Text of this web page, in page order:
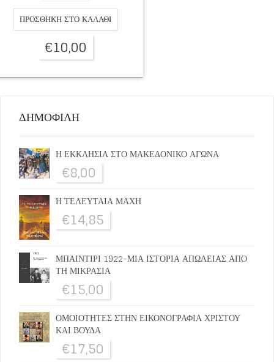
ΠΡΟΣΘΉΚΗ ΣΤΟ ΚΑΛΆΘΙ
€10,00
ΔΗΜΟΦΙΛΗ
Η ΕΚΚΛΗΣΙΑ ΣΤΟ ΜΑΚΕΔΟΝΙΚΟ ΑΓΩΝΑ
€8,00
Η ΤΕΛΕΥΤΑΙΑ ΜΑΧΗ
€14,85
ΜΠΑΙΝΤΙΡΙ 1922-ΜΙΑ ΙΣΤΟΡΙΑ ΑΠΩΛΕΙΑΣ ΑΠΟ
ΤΗ ΜΙΚΡΑΣΙΑ
€15,00
ΟΜΟΙΟΤΗΤΕΣ ΣΤΗΝ ΕΙΚΟΝΟΓΡΑΦΙΑ ΧΡΙΣΤΟΥ
ΚΑΙ ΒΟΥΔΑ
€17,50